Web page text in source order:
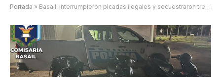
Portada » Basail: interrumpieron picadas ilegales y secuestraron tres motos